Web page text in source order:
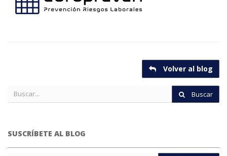
Volver al blog
Buscar
SUSCRÍBETE AL BLOG